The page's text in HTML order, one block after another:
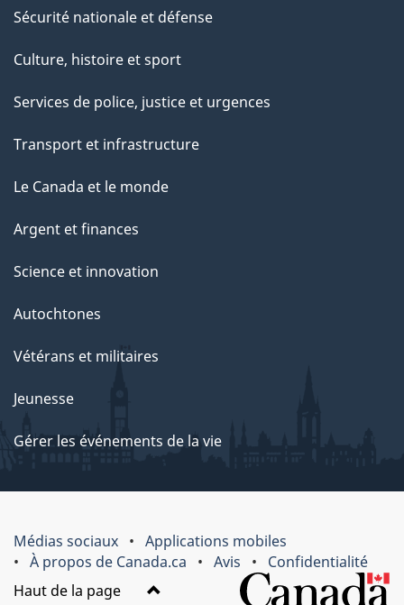
Sécurité nationale et défense
Culture, histoire et sport
Services de police, justice et urgences
Transport et infrastructure
Le Canada et le monde
Argent et finances
Science et innovation
Autochtones
Vétérans et militaires
Jeunesse
Gérer les événements de la vie
Médias sociaux
Applications mobiles
À propos de Canada.ca
Avis
Confidentialité
Haut de la page